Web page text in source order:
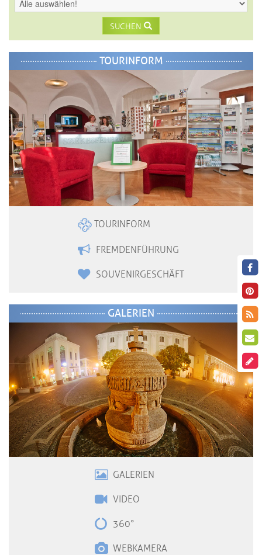
SUCHEN
TOURINFORM
TOURINFORM
FREMDENFÜHRUNG
SOUVENIRGESCHÄFT
GALERIEN
GALERIEN
VIDEO
360°
WEBKAMERA